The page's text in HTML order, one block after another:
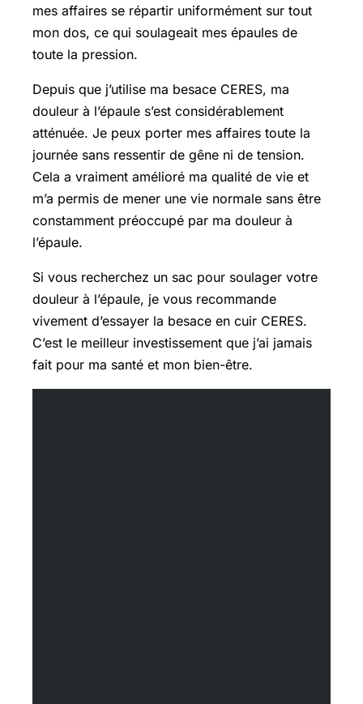
mes affaires se répartir uniformément sur tout
mon dos, ce qui soulageait mes épaules de
toute la pression.
Depuis que j’utilise ma besace CERES, ma
douleur à l’épaule s’est considérablement
atténuée. Je peux porter mes affaires toute la
journée sans ressentir de gêne ni de tension.
Cela a vraiment amélioré ma qualité de vie et
m’a permis de mener une vie normale sans être
constamment préoccupé par ma douleur à
l’épaule.
Si vous recherchez un sac pour soulager votre
douleur à l’épaule, je vous recommande
vivement d’essayer la besace en cuir CERES.
C’est le meilleur investissement que j’ai jamais
fait pour ma santé et mon bien-être.